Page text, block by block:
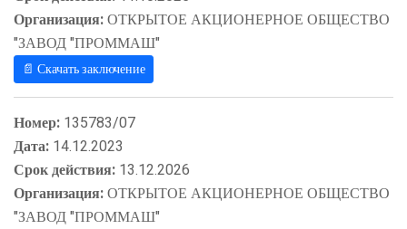
Организация:ОТКРЫТОЕ АКЦИОНЕРНОЕ ОБЩЕСТВО
"ЗАВОД "ПРОММАШ"
📄 Скачать заключение
Номер: 135783/07
Дата: 14.12.2023
Срок действия: 13.12.2026
Организация:ОТКРЫТОЕ АКЦИОНЕРНОЕ ОБЩЕСТВО
"ЗАВОД "ПРОММАШ"